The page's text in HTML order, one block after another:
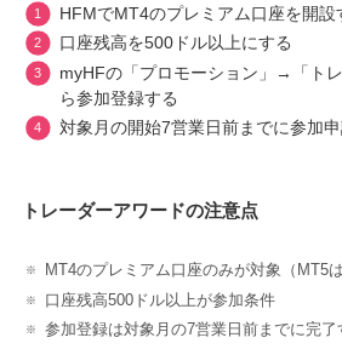
HFMでMT4のプレミアム口座を開設
口座残高を500ドル以上にする
myHFの「プロモーション」→「ト
ら参加登録する
対象月の開始7営業日前までに参加
トレーダーアワードの注意点
MT4のプレミアム口座のみが対象（MT5は
口座残高500ドル以上が参加条件
参加登録は対象月の7営業日前までに完了